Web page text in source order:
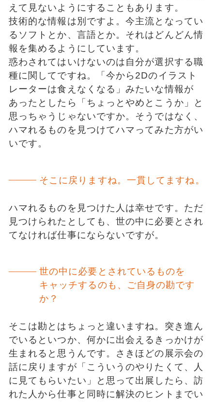
えて見ないようにすることもあります。
技術的な情報は別ですよ。今主流となってい
るソフトとか、言語とか。それはどんどん情
報を集めるようにしています。
惑わされてはいけないのは自分が選択する職
種に関してですね。「今から2Dのイラスト
レーターは食えなくなる」みたいな情報が
あったとしたら「ちょっとやめとこうか」と
思っちゃうじゃないですか。そうではなく、
ハマれるものを見つけてハマってみた方がい
いです。
そこに戻りますね。一貫してますね。
ハマれるものを見つけた人は幸せです。ただ
見つけられたとしても、世の中に必要とされ
てなければ仕事にならないですが。
世の中に必要とされているものを
キャッチするのも、ご自身の勘です
か？
そこは勘とはちょっと違いますね。突き進ん
でいるといつか、何かに出会えるきっかけが
生まれると思うんです。さきほどの展示会の
話に戻りますが「こういうのやりたくて、人
に見てもらいたい」と思って出展したら、訪
れた人から仕事と同時に解決のヒントまでい